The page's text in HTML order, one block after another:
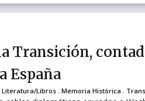
Transición,
España
Literatura/Libros , Memoria Histórica ,